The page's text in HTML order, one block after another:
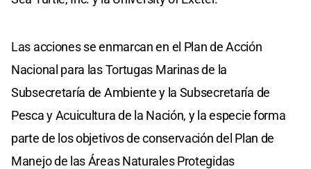
Las acciones se enmarcan en el Plan de Acción
Nacional para las Tortugas Marinas de la
Subsecretaría de Ambiente y la Subsecretaría de
Pesca y Acuicultura de la Nación, y la especie forma
parte de los objetivos de conservación del Plan de
Manejo de las Áreas Naturales Protegidas